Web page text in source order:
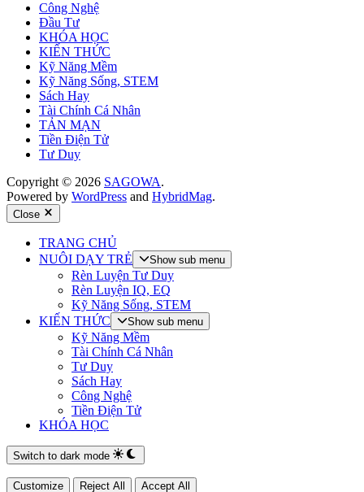
Công Nghệ
Đầu Tư
KHÓA HỌC
KIẾN THỨC
Kỹ Năng Mềm
Kỹ Năng Sống, STEM
Sách Hay
Tài Chính Cá Nhân
TẢN MẠN
Tiền Điện Tử
Tư Duy
Copyright © 2026 SAGOWA.
Powered by WordPress and HybridMag.
Close
TRANG CHỦ
NUÔI DẠY TRẺ
Show sub menu
Rèn Luyện Tư Duy
Rèn Luyện IQ, EQ
Kỹ Năng Sống, STEM
KIẾN THỨC
Show sub menu
Kỹ Năng Mềm
Tài Chính Cá Nhân
Tư Duy
Sách Hay
Công Nghệ
Tiền Điện Tử
KHÓA HỌC
Switch to dark mode
Customize Reject All Accept All